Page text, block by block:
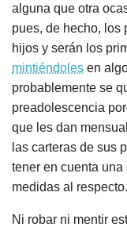
alguna que otra
pues, de hecho, los
hijos y serán los
mintiéndoles en
probablemente se
preadolescencia
que les dan
las carteras de sus
tener en cuenta
medidas al respecto.
Ni robar ni mentir